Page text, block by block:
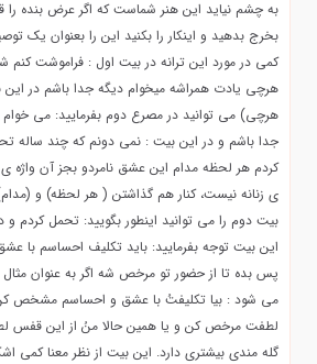
به چشم نیاید این هنر شماست که اگر عرض بنده را
بخرج بدهید و اینکار را بکنید این را بعنوان یک
کمی در مورد این ترانه در بیت اول : فراموشت کنم
هرچی یادت همراشه میخوام دیگه جدا باشم در این
هرچی) می توانید در مصرع دوم بفرمایید: می خوام
جدا باشم و در این بیت : نمی دونم که چند ساله
کردم هر لحظه مدام این عشق نامردو بجز آن واژه
ی زنانه نیست، کنار هم گذاشتن ( هر لحظه) و
بیت دوم را می توانید اینطور بگویید: تحمل کردم
این بیت توجه بفرمایید: باید تکلیف احساسم
پس بده تا از حضور تو مرخص شه اگر به عنوان مثال
می شود : بیا تکلیفتُ با عشق و احساسم مشخص
لطفت مرخص کن و یا همین حالا منُ از این قفس
گله مندی بیشتری دارد. این بیت از نظر معنا کمی